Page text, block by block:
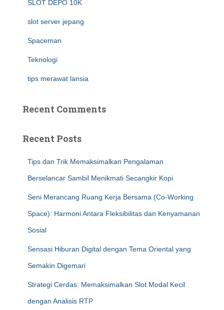
SLOT DEPO 10K
slot server jepang
Spaceman
Teknologi
tips merawat lansia
Recent Comments
Recent Posts
Tips dan Trik Memaksimalkan Pengalaman
Berselancar Sambil Menikmati Secangkir Kopi
Seni Merancang Ruang Kerja Bersama (Co-Working
Space): Harmoni Antara Fleksibilitas dan Kenyamanan
Sosial
Sensasi Hiburan Digital dengan Tema Oriental yang
Semakin Digemari
Strategi Cerdas: Memaksimalkan Slot Modal Kecil
dengan Analisis RTP